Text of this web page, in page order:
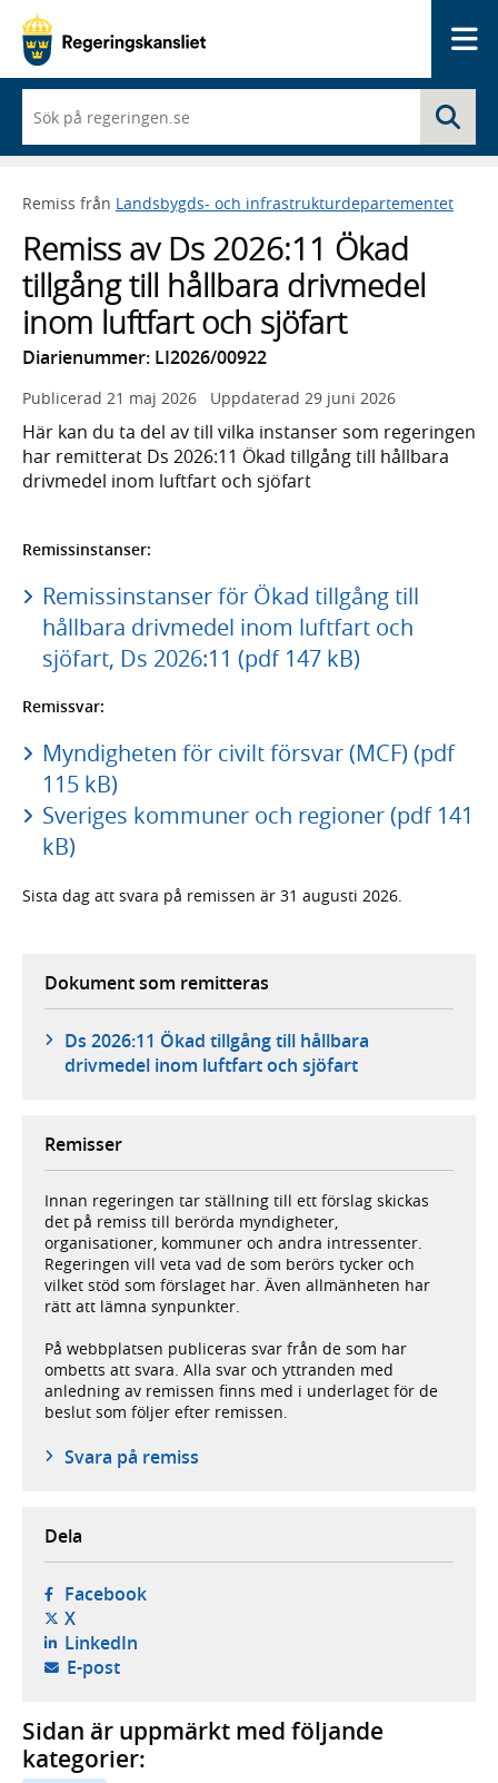
du
börjar
skriva
framträder
lista
med
sökförslag
Remiss från Landsbygds- och infrastrukturdepartementet
Remiss av Ds 2026:11 Ökad
tillgång till hållbara drivmedel
inom luftfart och sjöfart
Diarienummer: LI2026/00922
Publicerad 21 maj 2026 Uppdaterad 29 juni 2026
Här kan du ta del av till vilka instanser som regeringen
har remitterat Ds 2026:11 Ökad tillgång till hållbara
drivmedel inom luftfart och sjöfart
Remissinstanser:
Remissinstanser för Ökad tillgång till
hållbara drivmedel inom luftfart och
sjöfart, Ds 2026:11 (pdf 147 kB)
Remissvar:
Myndigheten för civilt försvar (MCF) (pdf
115 kB)
Sveriges kommuner och regioner (pdf 141
kB)
Sista dag att svara på remissen är 31 augusti 2026.
Dokument som remitteras
Ds 2026:11 Ökad tillgång till hållbara
drivmedel inom luftfart och sjöfart
Remisser
Innan regeringen tar ställning till ett förslag skickas
det på remiss till berörda myndigheter,
organisationer, kommuner och andra intressenter.
Regeringen vill veta vad de som berörs tycker och
vilket stöd som förslaget har. Även allmänheten har
rätt att lämna synpunkter.
På webbplatsen publiceras svar från de som har
ombetts att svara. Alla svar och yttranden med
anledning av remissen finns med i underlaget för de
beslut som följer efter remissen.
Svara på remiss
Dela
Facebook- öppnas i ny flik, extern webbplats,
X- öppnas i ny flik, extern webbplats,
LinkedIn- öppnas i ny flik, extern webbplats,
E-post- öppnar din e-postklient,
Sidan är uppmärkt med följande
kategorier: